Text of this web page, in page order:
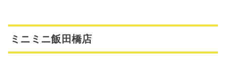
ミニミニ飯田橋店